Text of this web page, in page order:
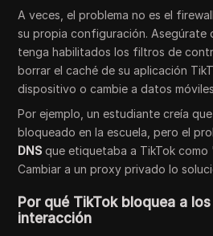
A veces, el problema no es el
su propia configuración. Asegúrate
tenga habilitados los filtros de
borrar el caché de su aplicación
dispositivo o cambie a datos
Por ejemplo, un estudiante creía
bloqueado en la escuela, pero el
DNS que etiquetaba a TikTok
Cambiar a un proxy privado lo
Por qué TikTok bloquea a
interacción